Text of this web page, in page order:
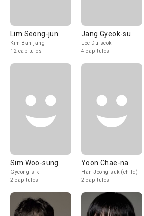
Lim Seong-jun
Kim Ban-jang
12 capítulos
Jang Gyeok-su
Lee Du-seok
4 capítulos
Sim Woo-sung
Gyeong-sik
2 capítulos
Yoon Chae-na
Han Jeong-suk (child)
2 capítulos